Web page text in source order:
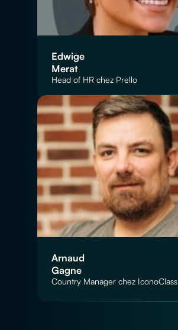
Edwige
Merat
Head of HR chez Prello
Arnaud
Gagne
Country Manager chez IconoClass